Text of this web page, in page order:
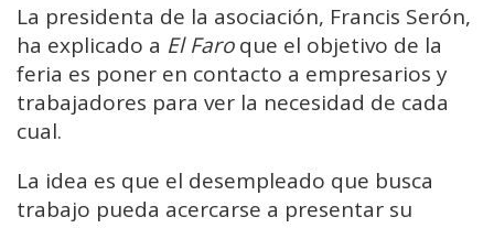
La presidenta de la asociación, Francis Serón,
ha explicado a El Faroque el objetivo de la
feria es poner en contacto a empresarios y
trabajadores para ver la necesidad de cada
cual.
La idea es que el desempleado que busca
trabajo pueda acercarse a presentar su